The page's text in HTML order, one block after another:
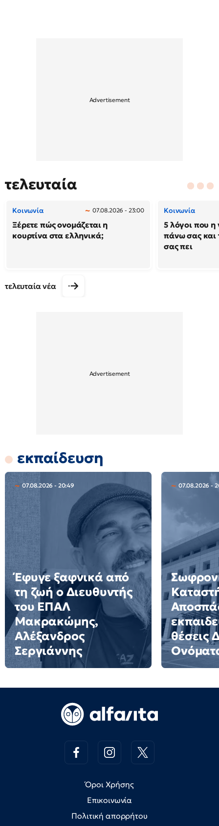
τελευταία
Κοινωνία 07.08.2026 - 23:00
Ξέρετε πώς ονομάζεται η
κουρτίνα στα ελληνικά;
Κοινωνία
5 λόγοι που η
πάνω σας και
σας πει
τελευταία νέα
εκπαίδευση
07.08.2026 - 20:49
Έφυγε ξαφνικά από
τη ζωή ο Διευθυντής
του ΕΠΑΛ
Μακρακώμης,
Αλέξανδρος
Σεργιάννης
07.08.2026 -
θέσεις
Όροι Χρήσης
Επικοινωνία
Πολιτική απορρήτου